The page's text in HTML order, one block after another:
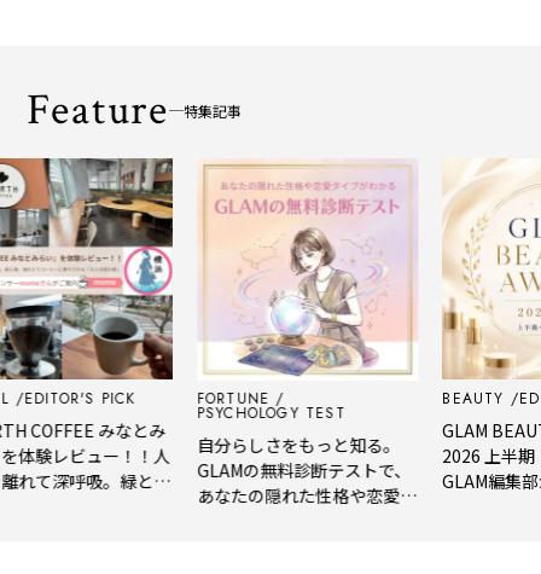
Feature 特集記事
PICK
みなとみ
レビュー！！人
深呼吸。緑と
FORTUNE
PSYCHOLOGY TEST
自分らしさをもっと知る。
GLAMの無料診断テストで、
あなたの隠れた性格や恋愛タ
BEAUTY
GLAM BEAUTY
2026 上半期 美
GLAM編集部が選